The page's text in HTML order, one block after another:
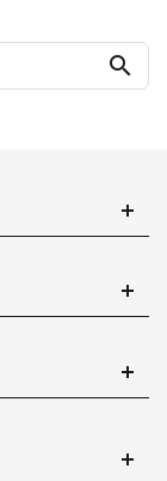
search